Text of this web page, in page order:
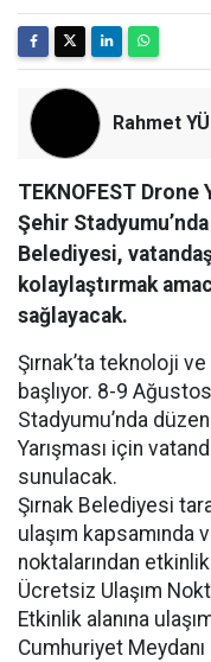
Rahmet
TEKNOFEST Drone
Şehir
Belediyesi,
kolaylaştırmak
sağlayacak.
Şırnak’ta teknoloji
başlıyor. 8-9
Stadyumu’nda
Yarışması için
sunulacak.
Şırnak Belediyesi
ulaşım kapsamında
noktalarından
Ücretsiz Ulaşım
Etkinlik alanına
Cumhuriyet Meydanı